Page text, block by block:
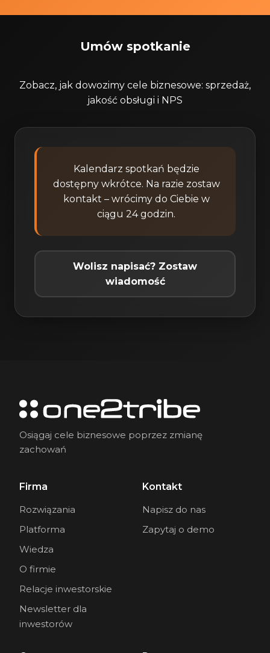
Umów spotkanie
Zobacz, jak dowozimy cele biznesowe: sprzedaż,
jakość obsługi i NPS
Kalendarz spotkań będzie
dostępny wkrótce. Na razie zostaw
kontakt – wrócimy do Ciebie w
ciągu 24 godzin.
Wolisz napisać? Zostaw
wiadomość
Osiągaj cele biznesowe poprzez zmianę
zachowań
Firma
Rozwiązania
Platforma
Wiedza
O firmie
Relacje inwestorskie
Newsletter dla
inwestorów
Kontakt
Napisz do nas
Zapytaj o demo